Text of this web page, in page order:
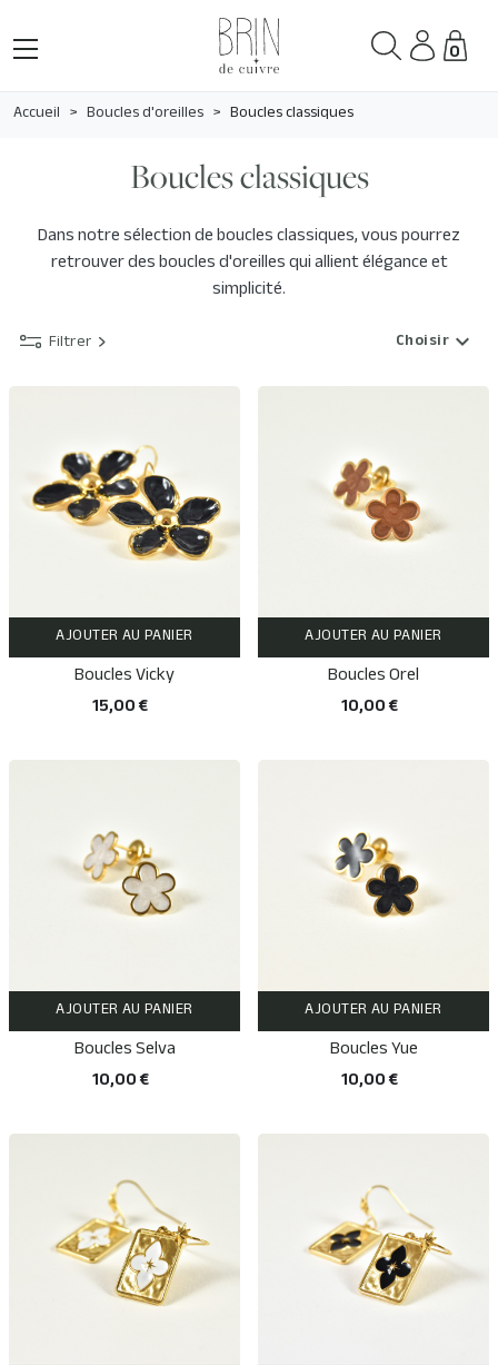
0
Accueil Boucles d'oreilles Boucles classiques
Boucles classiques
Dans notre sélection de boucles classiques, vous pourrez
retrouver des boucles d'oreilles qui allient élégance et
simplicité.
Filtrer Choisir expand_more
AJOUTER AU PANIER
Boucles Vicky
15,00 €
AJOUTER AU PANIER
Boucles Orel
10,00 €
AJOUTER AU PANIER
Boucles Selva
10,00 €
AJOUTER AU PANIER
Boucles Yue
10,00 €